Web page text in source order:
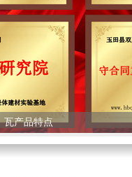
瓦产品特点